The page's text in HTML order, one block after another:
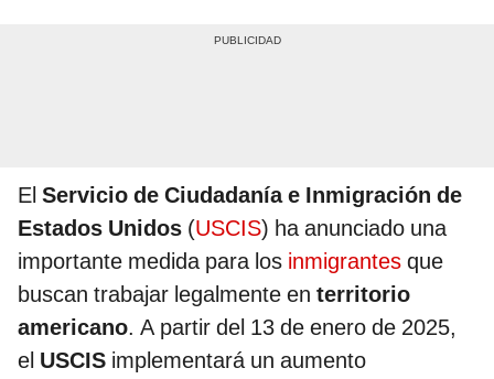
El Servicio de Ciudadanía e Inmigración de
Estados Unidos (USCIS) ha anunciado una
importante medida para los inmigrantes que
buscan trabajar legalmente en territorio
americano. A partir del 13 de enero de 2025,
el USCIS implementará un aumento